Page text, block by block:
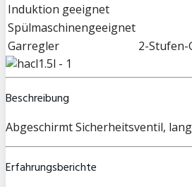
Induktion geeignet
Spülmaschinengeeignet
Garregler
2-
Beschreibung
Abgeschirmt Sicherheitsventil,
Erfahrungsberichte